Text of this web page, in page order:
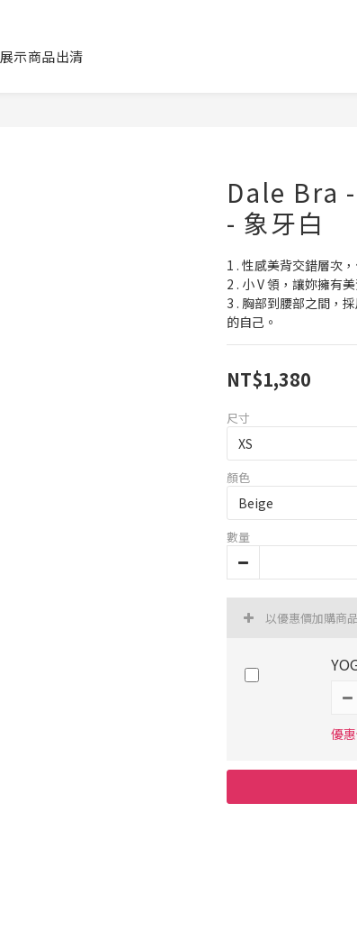
展示商品出清
Dale Bra
- 象牙白
1 . 性感美背交錯層次
2 . 小 V 領，讓妳擁有
3 . 胸部到腰部之間，
的自己。
NT$1,380
尺寸
顏色
數量
以優惠價加購商品
優